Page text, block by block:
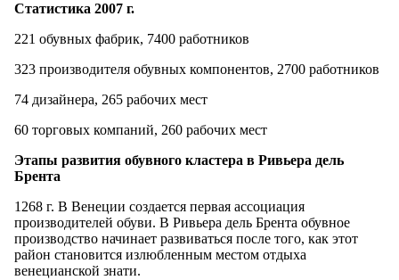
Статистика 2007 г.
221 обувных фабрик, 7400 работников
323 производителя обувных компонентов, 2700 работников
74 дизайнера, 265 рабочих мест
60 торговых компаний, 260 рабочих мест
Этапы развития обувного кластера в Ривьера дель
Брента
1268 г. В Венеции создается первая ассоциация
производителей обуви. В Ривьера дель Брента обувное
производство начинает развиваться после того, как этот
район становится излюбленным местом отдыха
венецианской знати.